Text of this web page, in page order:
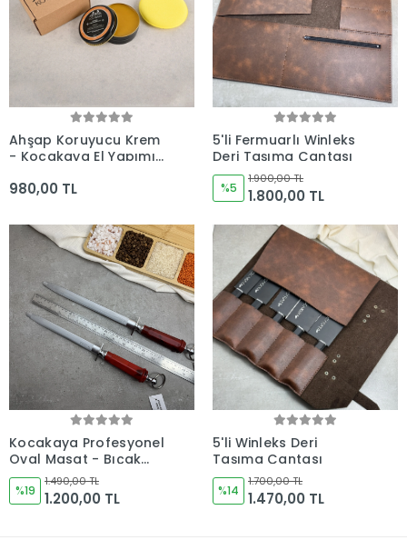
Ahşap Koruyucu Krem
- Kocakaya El Yapımı
980,00 TL
5'li Fermuarlı Winleks
Deri Taşıma Çantası
%5
1.900,00 TL
1.800,00 TL
Kocakaya Profesyonel
Oval Masat - Bıçak
Bileme Ekipmanı
%19
1.490,00 TL
1.200,00 TL
5'li Winleks Deri
Taşıma Çantası
%14
1.700,00 TL
1.470,00 TL